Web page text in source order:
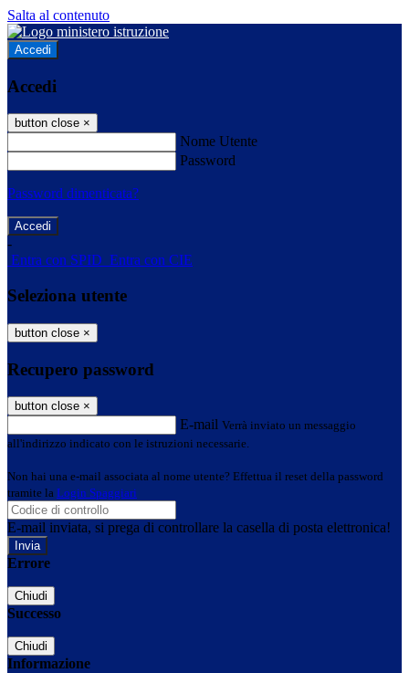
Salta al contenuto
Accedi
Accedi
button close ×
Nome Utente
Password
Password dimenticata?
-
Entra con SPID Entra con CIE
Seleziona utente
button close ×
Recupero password
button close ×
E-mail Verrà inviato un messaggio
all'indirizzo indicato con le istruzioni necessarie.
Non hai una e-mail associata al nome utente? Effettua il reset della password
tramite la Login Spaggiari
E-mail inviata, si prega di controllare la casella di posta elettronica!
Errore
Chiudi
Successo
Chiudi
Informazione